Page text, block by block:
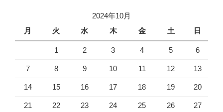
2024年10月
月
火 水 木 金 土 日
1 2 3 4 5 6
7 8 9 10 11 12 13
14 15 16 17 18 19 20
21 22 23 24 25 26 27